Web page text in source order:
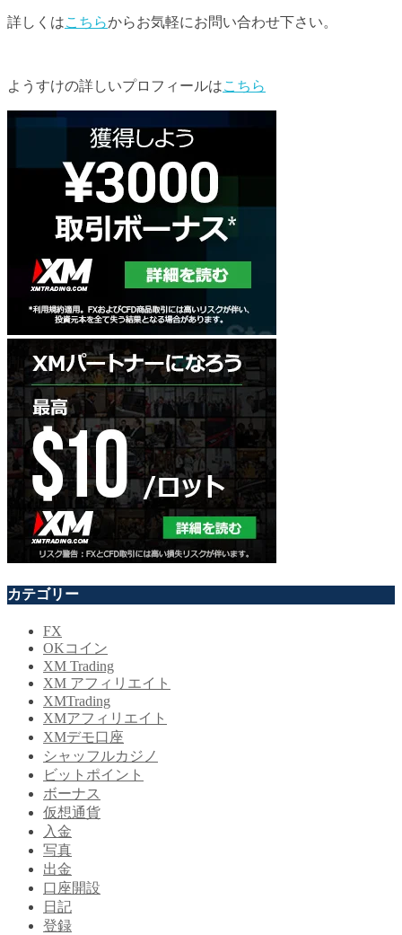
詳しくはこちらからお気軽にお問い合わせ下さい。
ようすけの詳しいプロフィールはこちら
カテゴリー
FX
OKコイン
XM Trading
XM アフィリエイト
XMTrading
XMアフィリエイト
XMデモ口座
シャッフルカジノ
ビットポイント
ボーナス
仮想通貨
入金
写真
出金
口座開設
日記
登録